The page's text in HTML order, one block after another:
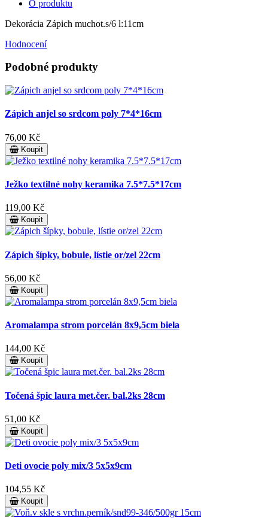
O produktu
Dekorácia Zápich muchot.s/6 l:11cm
Hodnocení
Podobné produkty
Zápich anjel so srdcom poly 7*4*16cm
76,00 Kč
Koupit
Ježko textilné nohy keramika 7.5*7.5*17cm
119,00 Kč
Koupit
Zápich šípky, bobule, lístie or/zel 22cm
56,00 Kč
Koupit
Aromalampa strom porcelán 8x9,5cm biela
144,00 Kč
Koupit
Točená špic laura met.čer. bal.2ks 28cm
51,00 Kč
Koupit
Deti ovocie poly mix/3 5x5x9cm
104,55 Kč
Koupit